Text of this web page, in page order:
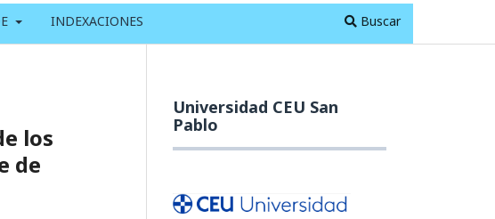
INDEXACIONES Buscar
los
de
Universidad CEU San
Pablo